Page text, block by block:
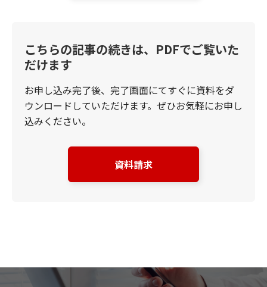
こちらの記事の続きは、PDFでご覧いた
だけます
お申し込み完了後、完了画面にてすぐに資料をダ
ウンロードしていただけます。ぜひお気軽にお申し
込みください。
資料請求